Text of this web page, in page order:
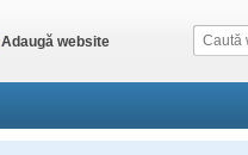
Adaugă website